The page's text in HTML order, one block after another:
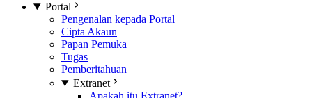
Portal
Pengenalan kepada Portal
Cipta Akaun
Papan Pemuka
Tugas
Pemberitahuan
Extranet
Apakah itu Extranet?